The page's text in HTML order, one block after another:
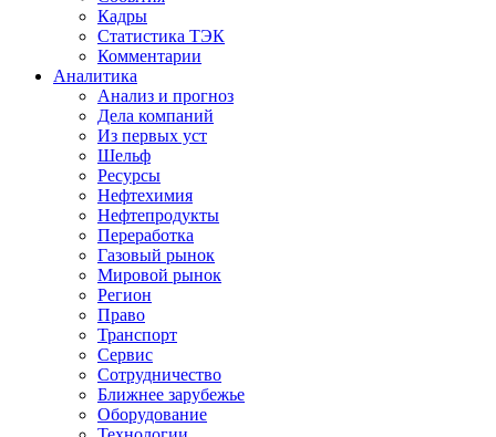
Кадры
Статистика ТЭК
Комментарии
Аналитика
Анализ и прогноз
Дела компаний
Из первых уст
Шельф
Ресурсы
Нефтехимия
Нефтепродукты
Переработка
Газовый рынок
Мировой рынок
Регион
Право
Транспорт
Сервис
Сотрудничество
Ближнее зарубежье
Оборудование